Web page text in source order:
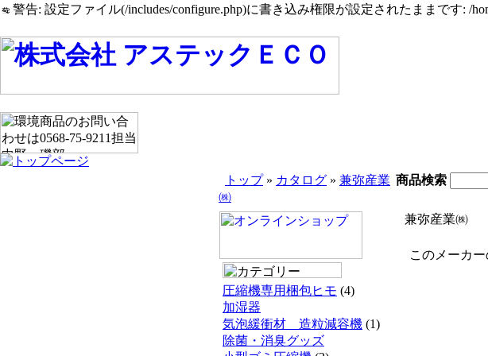
警告: 設定ファイル(/includes/configure.php)に書き込み権限が設定されたままです: /
トップ» カタログ » 兼弥産業
㈱
商品検索
圧縮機専用梱包ヒモ (4)
加湿器
気泡緩衝材 造粒減容機 (1)
除菌・消臭グッズ
兼弥産業㈱
このメーカ